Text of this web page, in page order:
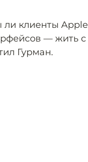
ли клиенты Apple
— жить с
Гурман.